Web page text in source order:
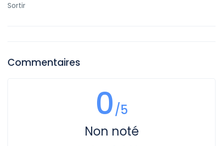
Sortir
Commentaires
0/5
Non noté